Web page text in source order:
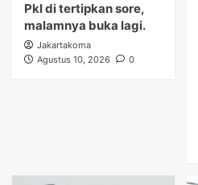
Pkl di tertipkan sore,
malamnya buka lagi.
Jakartakoma
Agustus 10, 2026
0